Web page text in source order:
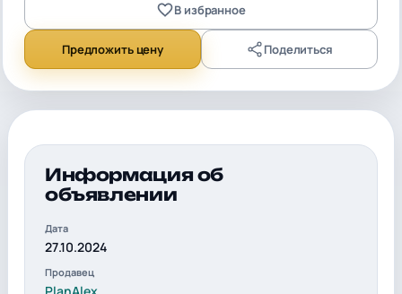
В избранное
Предложить цену Поделиться
Информация об
объявлении
Дата
27.10.2024
Продавец